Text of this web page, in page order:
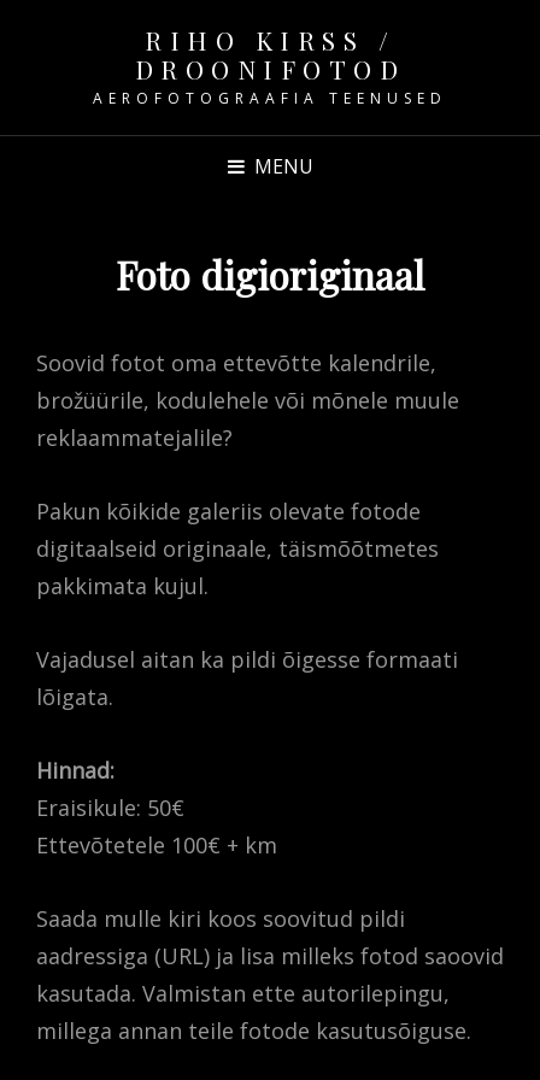
RIHO KIRSS /
DROONIFOTOD
AEROFOTOGRAAFIA TEENUSED
MENU
Foto digioriginaal
Soovid fotot oma ettevõtte kalendrile,
brožüürile, kodulehele või mõnele muule
reklaammatejalile?
Pakun kõikide galeriis olevate fotode
digitaalseid originaale, täismõõtmetes
pakkimata kujul.
Vajadusel aitan ka pildi õigesse formaati
lõigata.
Hinnad:
Eraisikule: 50€
Ettevõtetele 100€ + km
Saada mulle kiri koos soovitud pildi
aadressiga (URL) ja lisa milleks fotod saoovid
kasutada. Valmistan ette autorilepingu,
millega annan teile fotode kasutusõiguse.